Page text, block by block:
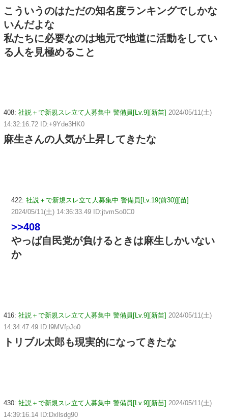
こういうのはただの知名度ランキングでしかな
いんだよな
私たちに必要なのは地元で地道に活動をしてい
る人を見極めること
408: 社説＋で新規スレ立て人募集中 警備員[Lv.9][新苗] 2024/05/11(土)
14:32:16.72 ID:+9Yde3HK0
麻生さんの人気が上昇してきたな
422: 社説＋で新規スレ立て人募集中 警備員[Lv.19(前30)][苗]
2024/05/11(土) 14:36:33.49 ID:jtvmSo0C0
>>408
やっぱ自民党が負けるときは麻生しかいない
か
416: 社説＋で新規スレ立て人募集中 警備員[Lv.9][新苗] 2024/05/11(土)
14:34:47.49 ID:l9MVfpJo0
トリブル太郎も現実的になってきたな
430: 社説＋で新規スレ立て人募集中 警備員[Lv.9][新苗] 2024/05/11(土)
14:39:16.14 ID:Dxllsdg90